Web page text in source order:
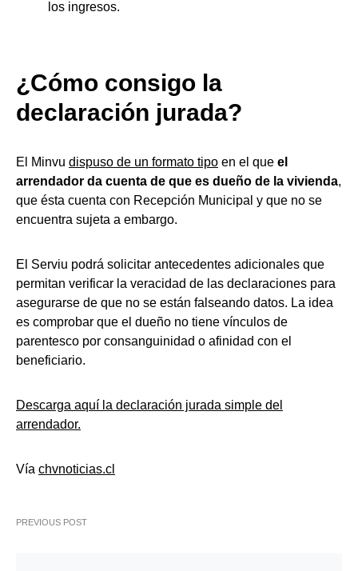
los ingresos.
¿Cómo consigo la
declaración jurada?
El Minvu dispuso de un formato tipo en el que el
arrendador da cuenta de que es dueño de la vivienda,
que ésta cuenta con Recepción Municipal y que no se
encuentra sujeta a embargo.
El Serviu podrá solicitar antecedentes adicionales que
permitan verificar la veracidad de las declaraciones para
asegurarse de que no se están falseando datos. La idea
es comprobar que el dueño no tiene vínculos de
parentesco por consanguinidad o afinidad con el
beneficiario.
Descarga aquí la declaración jurada simple del
arrendador.
Vía chvnoticias.cl
PREVIOUS POST